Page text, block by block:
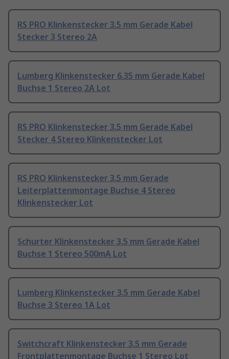
RS PRO Klinkenstecker 3.5 mm Gerade Kabel
Stecker 3 Stereo 2A
Lumberg Klinkenstecker 6.35 mm Gerade Kabel
Buchse 1 Stereo 2A Lot
RS PRO Klinkenstecker 3.5 mm Gerade Kabel
Stecker 4 Stereo Klinkenstecker Lot
RS PRO Klinkenstecker 3.5 mm Gerade
Leiterplattenmontage Buchse 4 Stereo
Klinkenstecker Lot
Schurter Klinkenstecker 3.5 mm Gerade Kabel
Buchse 1 Stereo 500mA Lot
Lumberg Klinkenstecker 3.5 mm Gerade Kabel
Buchse 3 Stereo 1A Lot
Switchcraft Klinkenstecker 3.5 mm Gerade
Frontplattenmontage Buchse 1 Stereo Lot